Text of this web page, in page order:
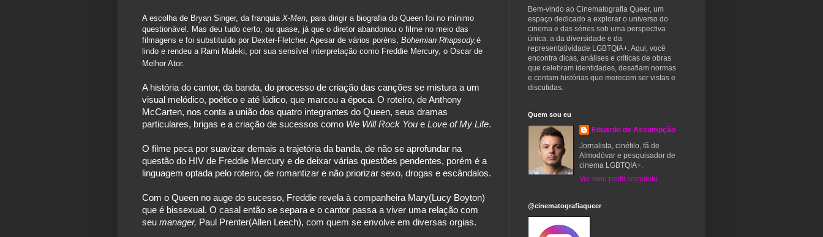
A escolha de Bryan Singer, da franquia X-Men , para dirigir a biografia do Queen foi no mínimo
questionável. Mas deu tudo certo, ou quase, já que o diretor abandonou o filme no meio das
filmagens e foi substituído por Dexter-Fletcher. Apesar de vários poréns, Bohemian Rhapsody, é
lindo e rendeu a Rami Maleki, por sua sensível interpretação como Freddie Mercury, o Oscar de
Melhor Ator.
A história do cantor, da banda, do processo de criação das canções se mistura a um
visual melódico, poético e até lúdico, que marcou a época. O roteiro, de Anthony
McCarten, nos conta a união dos quatro integrantes do Queen, seus dramas
particulares, brigas e a criação de sucessos como We Will Rock You e Love of My Life.
O filme peca por suavizar demais a trajetória da banda, de não se aprofundar na
questão do HIV de Freddie Mercury e de deixar várias questões pendentes, porém é a
linguagem optada pelo roteiro, de romantizar e não priorizar sexo, drogas e escândalos.
Com o Queen no auge do sucesso, Freddie revela à companheira Mary(Lucy Boyton)
que é bissexual. O casal então se separa e o cantor passa a viver uma relação com
seu manager, Paul Prenter(Allen Leech), com quem se envolve em diversas orgias.
Bem-vindo ao Cinematografia Queer, um
espaço dedicado a explorar o universo do
cinema e das séries sob uma perspectiva
única: a da diversidade e da
representatividade LGBTQIA+. Aqui, você
encontra dicas, análises e críticas de obras
que celebram identidades, desafiam normas
e contam histórias que merecem ser vistas e
discutidas.
Quem sou eu
Eduardo de Assumpção
Jornalista, cinéfilo, fã de
Almodóvar e pesquisador de
cinema LGBTQIA+.
Ver meu perfil completo
@cinematografiaqueer